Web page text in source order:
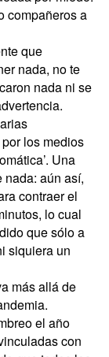
compañeros a
que
nada, no te
nada ni se
los medios
Una
nada: aún así,
contraer el
lo cual
que sólo a
siquiera un
más allá de
el año
con